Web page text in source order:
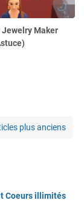
Maker
plus anciens
Coeurs illimités